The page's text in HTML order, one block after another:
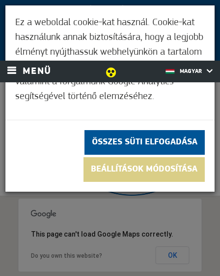
BEJELENTKEZÉS
MENÜ MAGYAR
This page can't load Google Maps correctly.
Do you own this website? OK
Ez a weboldal cookie-kat használ. Cookie-kat
használunk annak biztosítására, hogy a legjobb
élményt nyújthassuk webhelyünkön a tartalom
és a hirdetések személyre szabásához,
valamint a forgalmunk Google Analytics
segítségével történő elemzéséhez.
ÖSSZES SÜTI ELFOGADÁSA
BEÁLLÍTÁSOK MÓDOSÍTÁSA